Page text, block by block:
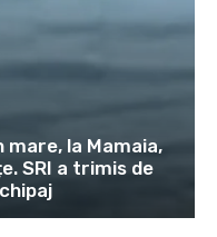
mare, la Mamaia,
SRI a trimis de